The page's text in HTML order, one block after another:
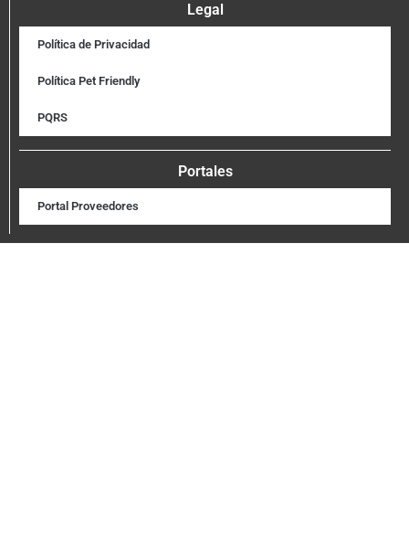
Legal
Política de Privacidad
Política Pet Friendly
PQRS
Portales
Portal Proveedores